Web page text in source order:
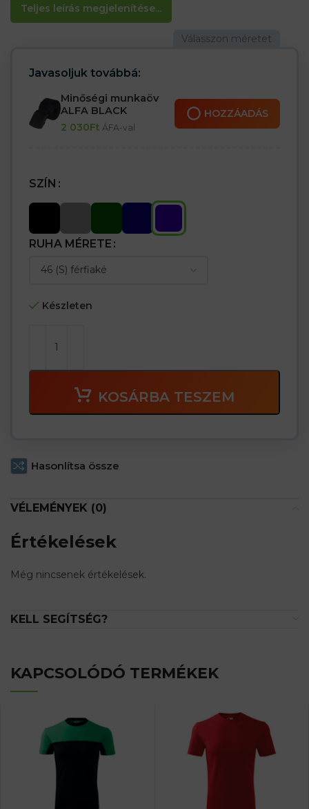
Teljes leírás megjelenítése...
elasztán hozzáadásával (5%)
– Fésűs belső oldal
Javasoljuk továbbá:
Minőségi munkaöv
ALFA BLACK
2 030Ft ÁFA-val
HOZZÁADÁS
SZÍN
RUHA MÉRETE
Készleten
KOSÁRBA TESZEM
Hasonlítsa össze
VÉLEMÉNYEK (0)
Értékelések
Még nincsenek értékelések.
KELL SEGÍTSÉG?
KAPCSOLÓDÓ TERMÉKEK